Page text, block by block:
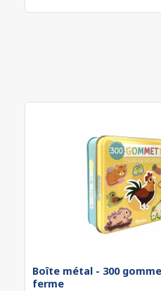
Boîte métal - 300
ferme